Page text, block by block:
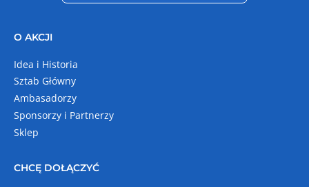
O AKCJI
Idea i Historia
Sztab Główny
Ambasadorzy
Sponsorzy i Partnerzy
Sklep
CHCĘ DOŁĄCZYĆ